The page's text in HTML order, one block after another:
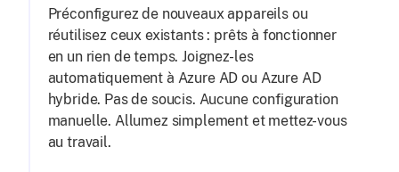
Préconfigurez de nouveaux appareils ou
réutilisez ceux existants : prêts à fonctionner
en un rien de temps. Joignez-les
automatiquement à Azure AD ou Azure AD
hybride. Pas de soucis. Aucune configuration
manuelle. Allumez simplement et mettez-vous
au travail.